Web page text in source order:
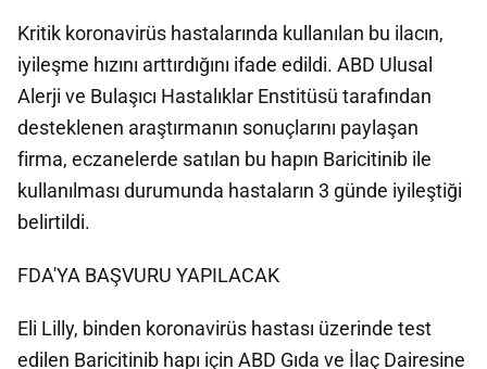
Kritik koronavirüs hastalarında kullanılan bu ilacın,
iyileşme hızını arttırdığını ifade edildi. ABD Ulusal
Alerji ve Bulaşıcı Hastalıklar Enstitüsü tarafından
desteklenen araştırmanın sonuçlarını paylaşan
firma, eczanelerde satılan bu hapın Baricitinib ile
kullanılması durumunda hastaların 3 günde iyileştiği
belirtildi.
FDA'YA BAŞVURU YAPILACAK
Eli Lilly, binden koronavirüs hastası üzerinde test
edilen Baricitinib hapı için ABD Gıda ve İlaç Dairesine